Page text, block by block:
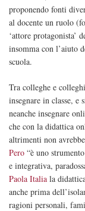
proponendo fonti
al docente un ruolo
‘attore protagonista’
insomma con l’aiuto
scuola.
Tra colleghe e
insegnare in classe, e
neanche insegnare
che con la didattica
altrimenti non
Pero “è uno
e integrativa,
Paola Italia la
anche prima
ragioni personali,